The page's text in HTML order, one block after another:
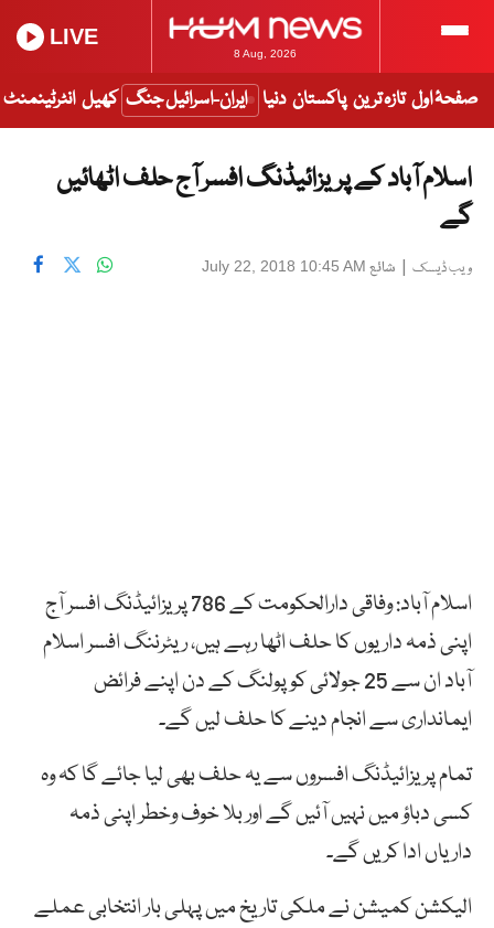
8 Aug, 2026
LIVE
صفحۂ اول تازہ ترین پاکستان دنیا ایران-اسرائیل جنگ کھیل انٹرٹینمنٹ
اسلام آباد کے پریزائیڈنگ افسر آج حلف اٹھائیں
گے
ویب ڈیسک | شائع July 22, 2018 10:45 AM
اسلام آباد: وفاقی دارالحکومت کے 786 پریزائیڈنگ افسر آج
اپنی ذمہ داریوں کا حلف اٹھا رہے ہیں، ریٹرننگ افسر اسلام
آباد ان سے 25 جولائی کو پولنگ کے دن اپنے فرائض
ایمانداری سے انجام دینے کا حلف لیں گے۔
تمام پریزائیڈنگ افسروں سے یہ حلف بھی لیا جائے گا کہ وہ
کسی دباؤ میں نہیں آئیں گے اور بلا خوف وخطر اپنی ذمہ
داریاں ادا کریں گے۔
الیکشن کمیشن نے ملکی تاریخ میں پہلی بار انتخابی عملے